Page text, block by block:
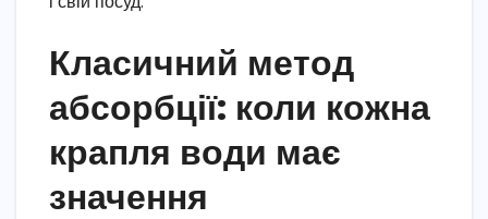
Класичний метод
абсорбції: коли кожна
крапля води має
значення